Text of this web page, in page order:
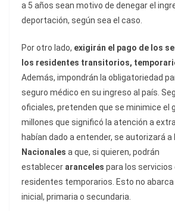
a 5 años sean motivo de denegar el
deportación, según sea el caso.
Por otro lado, exigirán el pago de los
los residentes transitorios,
Además, impondrán la obligatoriedad
seguro médico en su ingreso al país.
oficiales, pretenden que se minimice el
millones que significó la atención a
habían dado a entender, se autorizará a
Nacionales a que, si quieren, podrán
establecer aranceles para los
residentes temporarios. Esto no abarca
inicial, primaria o secundaria.